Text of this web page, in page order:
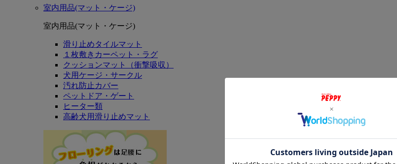
室内用品(マット・ケージ)
室内用品(マット・ケージ)
滑り止めタイルマット
１枚敷きカーペット・ラグ
クッションマット（衝撃吸収）
犬用ケージ・サークル
汚れ防止カバー
ペットドア・ゲート
ヒーター類
高齢犬用滑り止めマット